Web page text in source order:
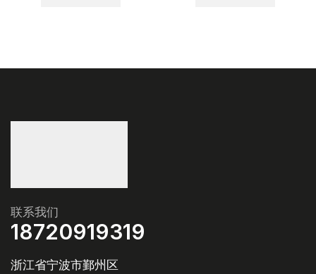
联系我们
18720919319
浙江省宁波市鄞州区